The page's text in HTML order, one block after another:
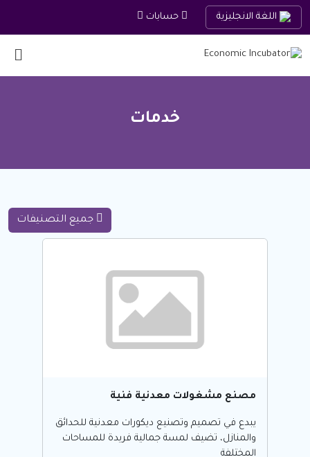
حسابات
خدمات
مصنع مشغولات معدنية فنية
يبدع في تصميم وتصنيع ديكورات معدنية للحدائق
والمنازل، تضيف لمسة جمالية فريدة للمساحات
المختلفة